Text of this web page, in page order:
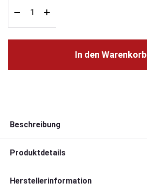
In den Warenkorb
Beschreibung
Produktdetails
Herstellerinformation